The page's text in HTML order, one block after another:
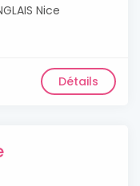
Nice
Détails